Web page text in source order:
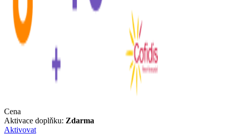
Cena
Aktivace doplňku: Zdarma
Aktivovat